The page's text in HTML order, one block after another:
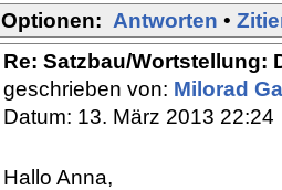
Optionen: Antworten •
Re: Satzbau/Wortstellung:
geschrieben von: Milorad
Datum: 13. März 2013 22:24
Hallo Anna,